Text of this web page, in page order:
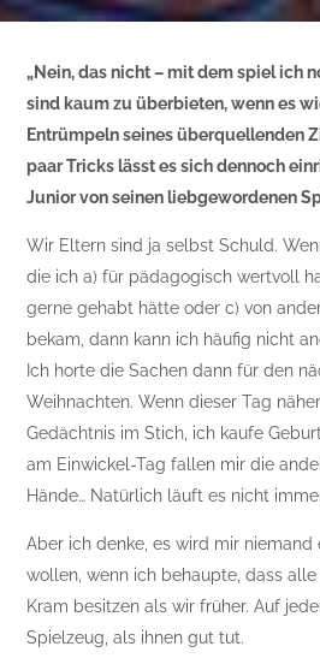
„Nein, das nicht – mit dem spiel ich
sind kaum zu überbieten, wenn es
Entrümpeln seines überquellenden
paar Tricks lässt es sich dennoch
Junior von seinen liebgewordenen
Wir Eltern sind ja selbst Schuld.
die ich a) für pädagogisch wertvoll
gerne gehabt hätte oder c) von
bekam, dann kann ich häufig nicht
Ich horte die Sachen dann für den
Weihnachten. Wenn dieser Tag
Gedächtnis im Stich, ich kaufe
am Einwickel-Tag fallen mir die
Hände… Natürlich läuft es nicht
Aber ich denke, es wird mir
wollen, wenn ich behaupte, dass
Kram besitzen als wir früher. Auf
Spielzeug, als ihnen gut tut.